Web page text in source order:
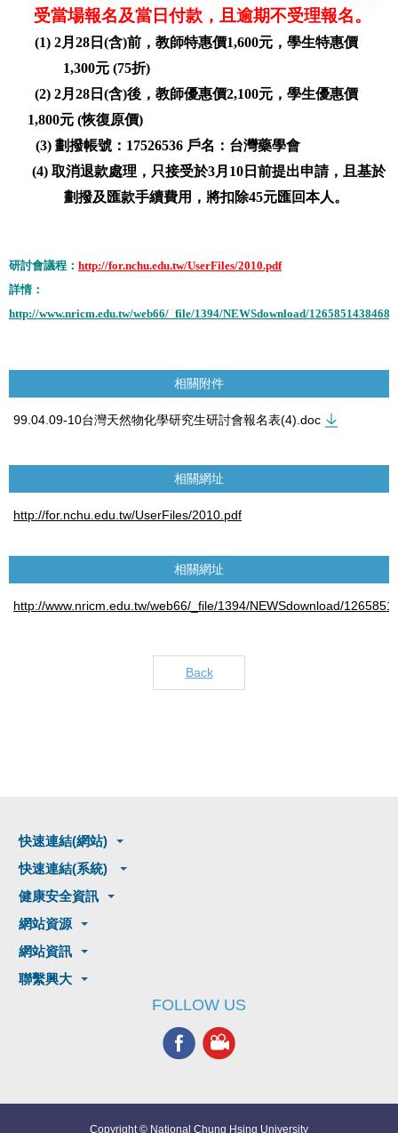
受當場報名及當日付款，且逾期不受理報名。
(1)2月28 日(含)前，教師特惠價1,600元，學生特惠價
1,300元(75折)
(2)2月28 日(含)後，教師優惠價2,100元，學生優惠價
1,800元 (恢復原價)
(3) 劃撥帳號： 17526536 戶名：台灣藥學會
(4)取消退款處理，只接受於3月 10 日前提出申請，且基於
劃撥及匯款手續費用，將扣除45元匯回本人。
研討會議程： http://for.nchu.edu.tw/UserFiles/2010.pdf
詳情：
http://www.nricm.edu.tw/web66/_file/1394/NEWSdownload/
相關附件
99.04.09-10台灣天然物化學研究生研討會報名表(4).doc
相關網址
http://for.nchu.edu.tw/UserFiles/2010.pdf
相關網址
http://www.nricm.edu.tw/web66/_file/1394/NEWSdownload/
Back
快速連結(網站)
快速連結(系統)
健康安全資訊
網站資源
網站資訊
聯繫興大
FOLLOW US
Copyright © National Chung Hsing University